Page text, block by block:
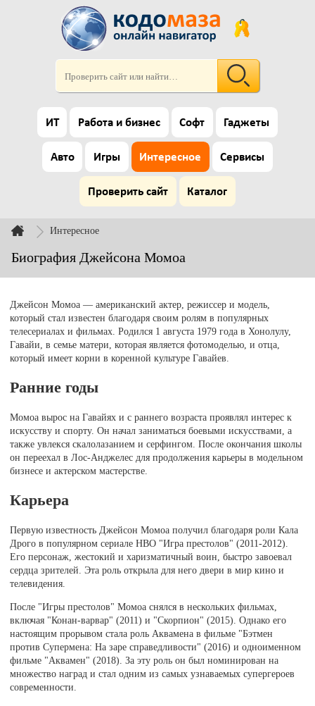
ИТ Работа и бизнес Софт Гаджеты
Авто Игры Интересное Сервисы
Проверить сайт Каталог
Интересное
Биография Джейсона Момоа
Джейсон Момоа — американский актер, режиссер и модель,
который стал известен благодаря своим ролям в популярных
телесериалах и фильмах. Родился 1 августа 1979 года в Хонолулу,
Гавайи, в семье матери, которая является фотомоделью, и отца,
который имеет корни в коренной культуре Гавайев.
Ранние годы
Момоа вырос на Гавайях и с раннего возраста проявлял интерес к
искусству и спорту. Он начал заниматься боевыми искусствами, а
также увлекся скалолазанием и серфингом. После окончания школы
он переехал в Лос-Анджелес для продолжения карьеры в модельном
бизнесе и актерском мастерстве.
Карьера
Первую известность Джейсон Момоа получил благодаря роли Кала
Дрого в популярном сериале HBO "Игра престолов" (2011-2012).
Его персонаж, жестокий и харизматичный воин, быстро завоевал
сердца зрителей. Эта роль открыла для него двери в мир кино и
телевидения.
После "Игры престолов" Момоа снялся в нескольких фильмах,
включая "Конан-варвар" (2011) и "Скорпион" (2015). Однако его
настоящим прорывом стала роль Аквамена в фильме "Бэтмен
против Супермена: На заре справедливости" (2016) и одноименном
фильме "Аквамен" (2018). За эту роль он был номинирован на
множество наград и стал одним из самых узнаваемых супергероев
современности.